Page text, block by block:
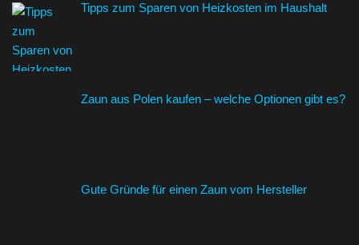
Tipps zum Sparen von Heizkosten im Haushalt
Zaun aus Polen kaufen – welche Optionen gibt es?
Gute Gründe für einen Zaun vom Hersteller